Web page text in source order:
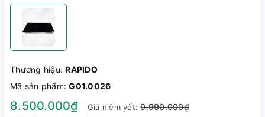
Thương hiệu:RAPIDO
Mã sản phẩm:G01.0026
8.500.000₫ Giá niêm yết:9.990.000₫